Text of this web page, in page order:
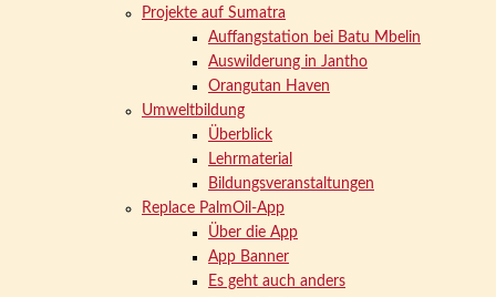
Projekte auf Sumatra
Auffangstation bei Batu Mbelin
Auswilderung in Jantho
Orangutan Haven
Umweltbildung
Überblick
Lehrmaterial
Bildungsveranstaltungen
Replace PalmOil-App
Über die App
App Banner
Es geht auch anders